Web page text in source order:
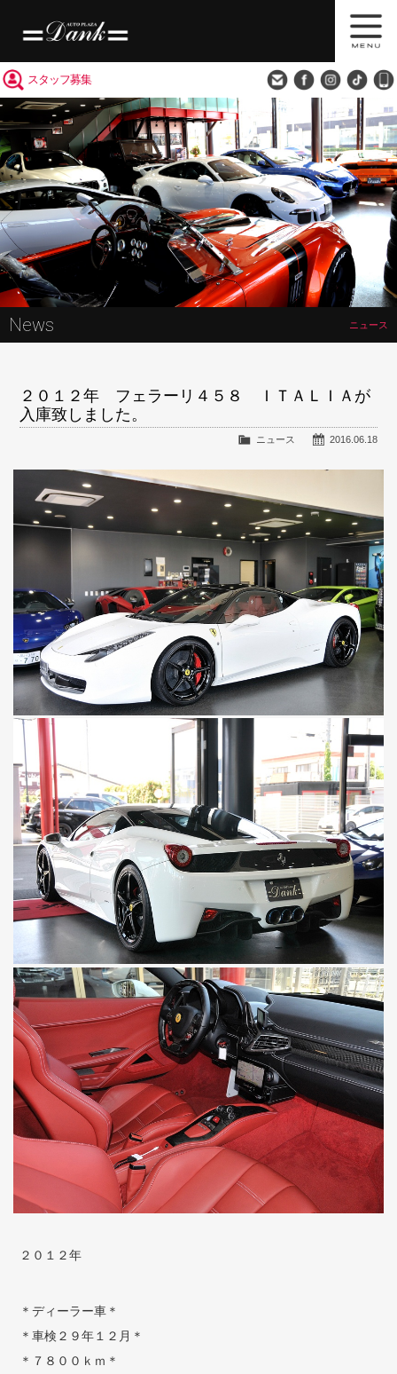
スタッフ募集
News ニュース
２０１２年 フェラーリ４５８ ＩＴＡＬＩＡが
入庫致しました。
2016.06.18
ニュース
２０１２年
＊ディーラー車＊
＊車検２９年１２月＊
＊７８００ｋｍ＊